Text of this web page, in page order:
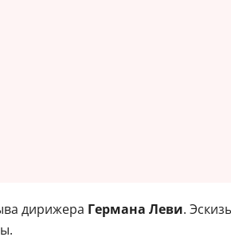
дирижера Германа Леви.